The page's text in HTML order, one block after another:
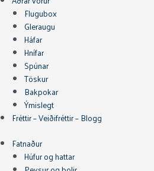
Flugubox
Gleraugu
Háfar
Hnífar
Spúnar
Töskur
Bakpokar
Ýmislegt
Fréttir – Veiðifréttir – Blogg
Fatnaður
Húfur og hattar